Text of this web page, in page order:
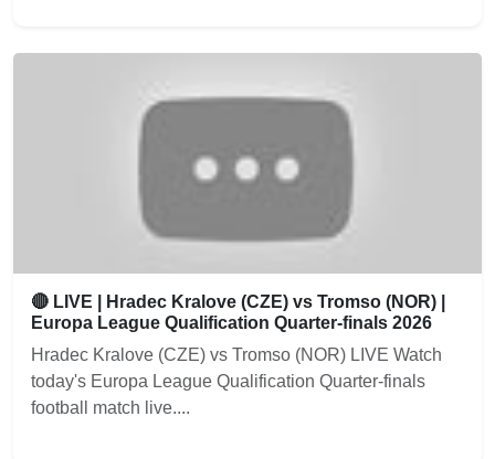
🔴 LIVE | Hradec Kralove (CZE) vs Tromso (NOR) |
Europa League Qualification Quarter-finals 2026
Hradec Kralove (CZE) vs Tromso (NOR) LIVE Watch
today's Europa League Qualification Quarter-finals
football match live....